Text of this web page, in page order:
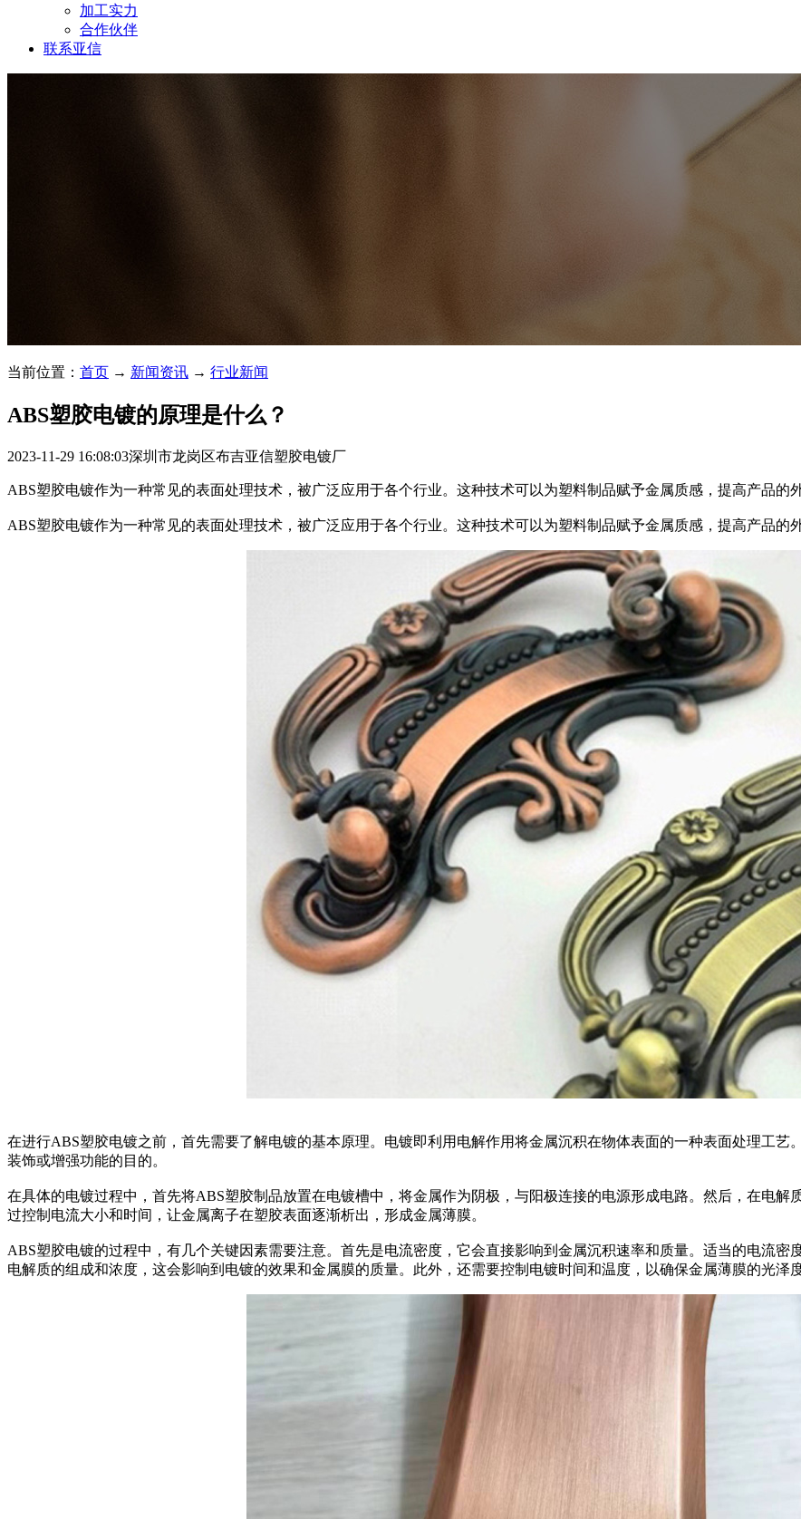
加工实力
合作伙伴
联系亚信
当前位置： 首页 → 新闻资讯 → 行业新闻
ABS塑胶电镀的原理是什么？
2023-11-29 16:08:03深圳市龙岗区布吉亚信塑胶电镀厂
ABS塑胶电镀作为一种常见的表面处理技术，被广泛应用于各个行业。这种技术可以为塑料制品赋予金属质感，提高产品的
ABS塑胶电镀作为一种常见的表面处理技术，被广泛应用于各个行业。这种技术可以为塑料制品赋予金属质感，提高产品的
在进行ABS塑胶电镀之前，首先需要了解电镀的基本原理。电镀即利用电解作用将金属沉积在物体表面的一种表面处理工艺
装饰或增强功能的目的。
在具体的电镀过程中，首先将ABS塑胶制品放置在电镀槽中，将金属作为阴极，与阳极连接的电源形成电路。然后，在电
过控制电流大小和时间，让金属离子在塑胶表面逐渐析出，形成金属薄膜。
ABS塑胶电镀的过程中，有几个关键因素需要注意。首先是电流密度，它会直接影响到金属沉积速率和质量。适当的电流
电解质的组成和浓度，这会影响到电镀的效果和金属膜的质量。此外，还需要控制电镀时间和温度，以确保金属薄膜的光泽